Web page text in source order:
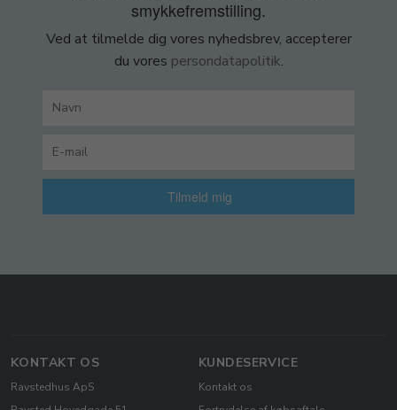
smykkefremstilling.
Ved at tilmelde dig vores nyhedsbrev, accepterer
du vores persondatapolitik.
Tilmeld mig
KONTAKT OS
Ravstedhus ApS
KUNDESERVICE
Kontakt os